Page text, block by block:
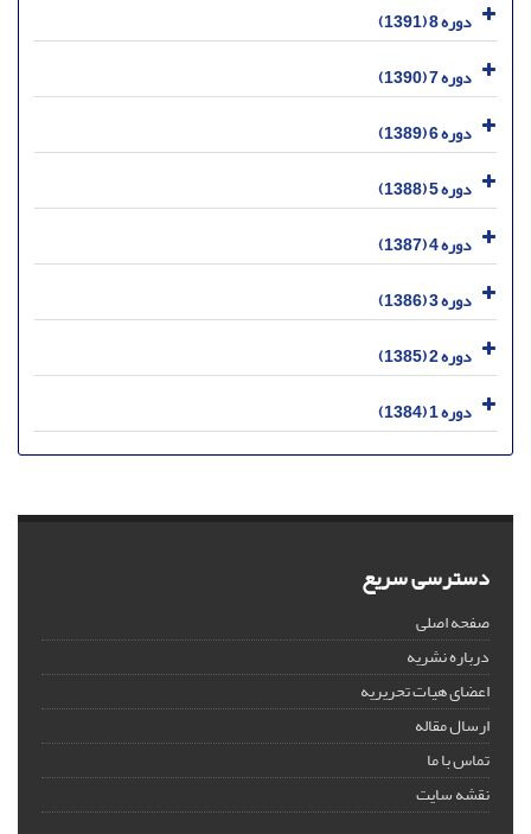
دوره 8 (1391)
دوره 7 (1390)
دوره 6 (1389)
دوره 5 (1388)
دوره 4 (1387)
دوره 3 (1386)
دوره 2 (1385)
دوره 1 (1384)
دسترسی سریع
صفحه اصلی
درباره نشریه
اعضای هیات تحریریه
ارسال مقاله
تماس با ما
نقشه سایت